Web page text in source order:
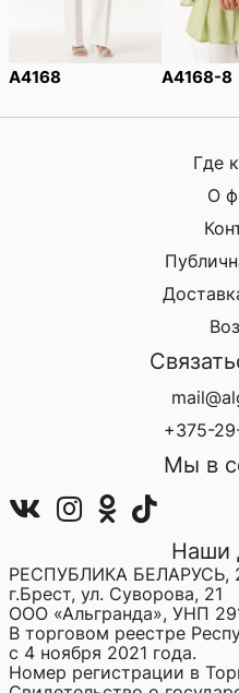
A4168 A4168-8
Где
О
+375-
Мы в
Наши
РЕСПУБЛИКА БЕЛАРУСЬ,
г.Брест, ул. Суворова, 21
ООО «Альгранда», УНП
В торговом реестре
с 4 ноября 2021 года.
Номер регистрации в